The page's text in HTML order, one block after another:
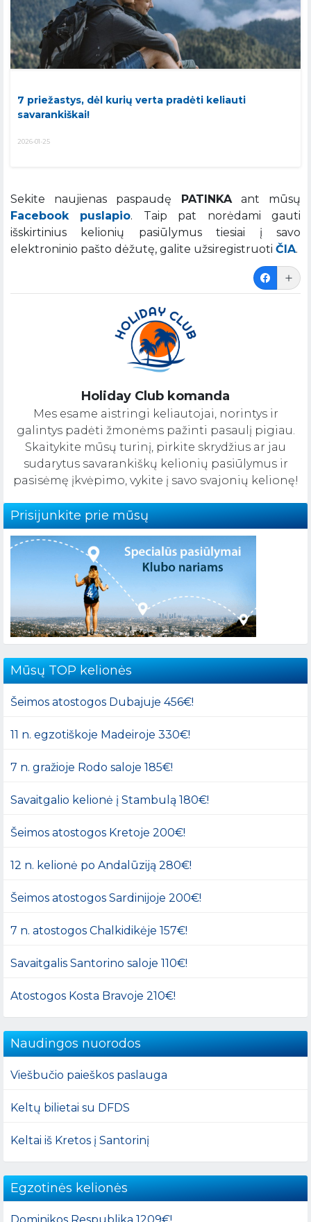
7 priežastys, dėl kurių verta pradėti keliauti
savarankiškai!
2026-01-25
Sekite naujienas paspaudę PATINKAant mūsų
Facebook puslapio. Taip pat norėdami gauti
išskirtinius kelionių pasiūlymus tiesiai į savo
elektroninio pašto dėžutę, galite užsiregistruoti ČIA.
Holiday Club komanda
Mes esame aistringi keliautojai, norintys ir
galintys padėti žmonėms pažinti pasaulį pigiau.
Skaitykite mūsų turinį, pirkite skrydžius ar jau
sudarytus savarankiškų kelionių pasiūlymus ir
pasisėmę įkvėpimo, vykite į savo svajonių kelionę!
Prisijunkite prie mūsų
Mūsų TOP kelionės
Šeimos atostogos Dubajuje 456€!
11 n. egzotiškoje Madeiroje 330€!
7 n. gražioje Rodo saloje 185€!
Savaitgalio kelionė į Stambulą 180€!
Šeimos atostogos Kretoje 200€!
12 n. kelionė po Andalūziją 280€!
Šeimos atostogos Sardinijoje 200€!
7 n. atostogos Chalkidikėje 157€!
Savaitgalis Santorino saloje 110€!
Atostogos Kosta Bravoje 210€!
Naudingos nuorodos
Viešbučio paieškos paslauga
Keltų bilietai su DFDS
Keltai iš Kretos į Santorinį
Egzotinės kelionės